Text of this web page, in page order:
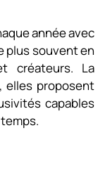
année avec
plus souvent en
créateurs. La
elles proposent
capables